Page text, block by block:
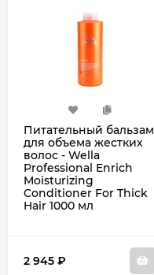
Питательный бальзам
для объема жестких
волос - Wella
Professional Enrich
Moisturizing
Conditioner For Thick
Hair 1000 мл
2 945 ₽